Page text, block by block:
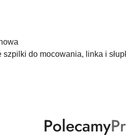
do mocowania, linka i
Produkty
Polecamy